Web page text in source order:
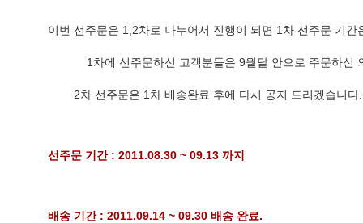
이번 선주문은 1,2차로 나누어서 진행이 되면 1차 선주문 기간
1차에 선주문하신 고객분들은 9월달 안으로 주문
        2차 선주문은 1차 배송완료 후에 다시 공지 드리겠습니다.
선주문 기간 : 2011.08.30 ~ 09.13 까지
배송 기간 : 2011.09.14 ~ 09.30 배송 완료.